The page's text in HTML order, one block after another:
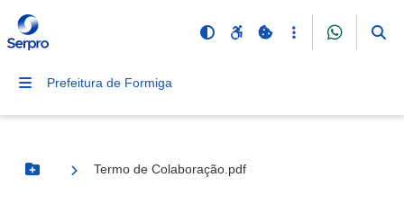
Prefeitura de Formiga
Botão Menu
Termo de Colaboração.pdf